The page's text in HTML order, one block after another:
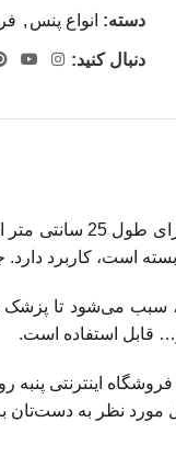
دسته: انواع پنس ,
دنبال کنید:
پنس مگیل،
است، کاربرد
که دارد، سبب
مورد نظر به دست‌تان